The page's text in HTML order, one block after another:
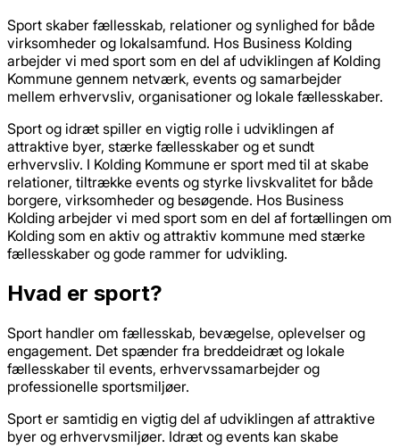
Sport skaber fællesskab, relationer og synlighed for både
virksomheder og lokalsamfund. Hos Business Kolding
arbejder vi med sport som en del af udviklingen af Kolding
Kommune gennem netværk, events og samarbejder
mellem erhvervsliv, organisationer og lokale fællesskaber.
Sport og idræt spiller en vigtig rolle i udviklingen af
attraktive byer, stærke fællesskaber og et sundt
erhvervsliv. I Kolding Kommune er sport med til at skabe
relationer, tiltrække events og styrke livskvalitet for både
borgere, virksomheder og besøgende. Hos Business
Kolding arbejder vi med sport som en del af fortællingen om
Kolding som en aktiv og attraktiv kommune med stærke
fællesskaber og gode rammer for udvikling.
Hvad er sport?
Sport handler om fællesskab, bevægelse, oplevelser og
engagement. Det spænder fra breddeidræt og lokale
fællesskaber til events, erhvervssamarbejder og
professionelle sportsmiljøer.
Sport er samtidig en vigtig del af udviklingen af attraktive
byer og erhvervsmiljøer. Idræt og events kan skabe